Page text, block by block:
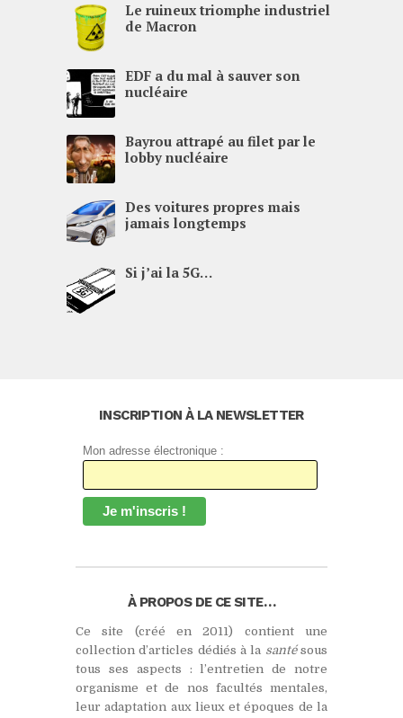
Le ruineux triomphe industriel
de Macron
EDF a du mal à sauver son
nucléaire
Bayrou attrapé au filet par le
lobby nucléaire
Des voitures propres mais
jamais longtemps
Si j’ai la 5G…
INSCRIPTION À LA NEWSLETTER
Mon adresse électronique :
À PROPOS DE CE SITE…
Ce site (créé en 2011) contient une
collection d’articles dédiés à la santésous
tous ses aspects : l’entretien de notre
organisme et de nos facultés mentales,
leur adaptation aux lieux et époques de la